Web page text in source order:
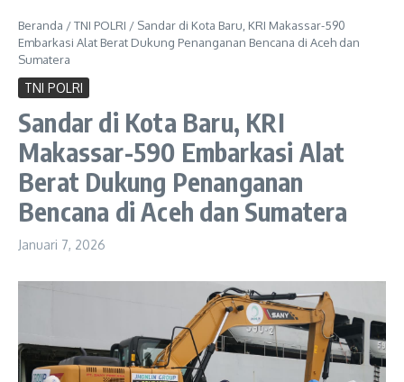
Beranda /TNI POLRI / Sandar di Kota Baru, KRI Makassar-590
Embarkasi Alat Berat Dukung Penanganan Bencana di Aceh dan
Sumatera
TNI POLRI
Sandar di Kota Baru, KRI
Makassar-590 Embarkasi Alat
Berat Dukung Penanganan
Bencana di Aceh dan Sumatera
Januari 7, 2026